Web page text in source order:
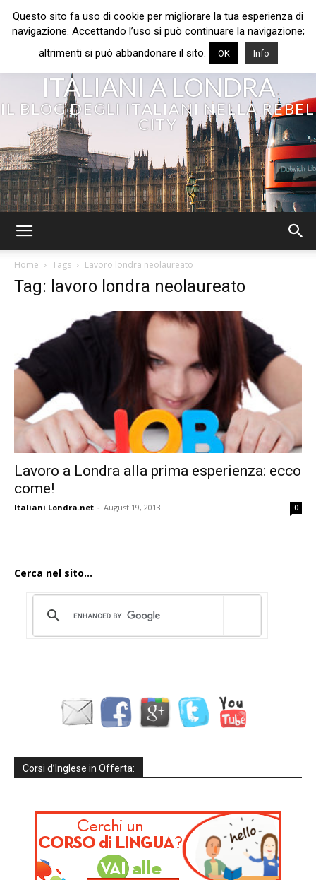
ITALIANI A LONDRA
IL BLOG DEGLI ITALIANI NELLA REBEL
CITY
Home Tags Lavoro londra neolaureato
Tag: lavoro londra neolaureato
Lavoro a Londra alla prima esperienza: ecco
come!
Italiani Londra.net - August 19, 2013 0
Cerca nel sito...
Corsi d’Inglese in Offerta:
Questo sito fa uso di cookie per migliorare la tua esperienza di
navigazione. Accettando l’uso si può continuare la navigazione;
altrimenti si può abbandonare il sito.
OK Info